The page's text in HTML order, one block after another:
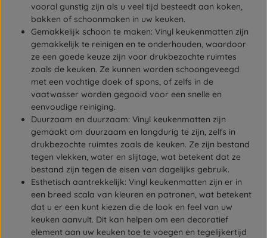
vooral gunstig zijn als u veel tijd besteedt aan koken,
bakken of schoonmaken in uw keuken.
Gemakkelijk schoon te maken: Vinyl keukenmatten zijn
gemakkelijk te reinigen en te onderhouden, waardoor
ze een goede keuze zijn voor drukbezochte ruimtes
zoals de keuken. Ze kunnen worden schoongeveegd
met een vochtige doek of spons, of zelfs in de
vaatwasser worden gegooid voor een snelle en
eenvoudige reiniging.
Duurzaam en duurzaam: Vinyl keukenmatten zijn
gemaakt om duurzaam en langdurig te zijn, zelfs in
drukbezochte ruimtes zoals de keuken. Ze zijn bestand
tegen vlekken, water en slijtage, wat betekent dat ze
bestand zijn tegen de eisen van dagelijks gebruik.
Esthetisch aantrekkelijk: Vinyl keukenmatten zijn er in
een breed scala van kleuren en patronen, wat betekent
dat u er een kunt kiezen die de look en feel van uw
keuken aanvult. Dit kan helpen om een decoratief
element aan uw keuken toe te voegen en tegelijkertijd